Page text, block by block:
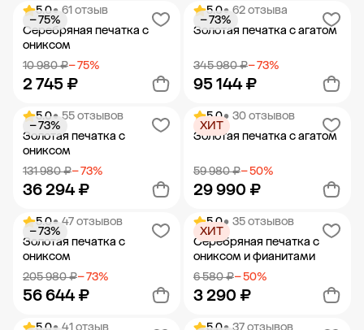
Добавить в корзину Добавить в корзину
5.0• 61 отзыв
Серебряная печатка с
ониксом
10 980 ₽− 75%
2 745 ₽
− 75%
Добавить в корзину
5.0• 62 отзыва
Золотая печатка с агатом
345 980 ₽− 73%
95 144 ₽
− 73%
Добавить в корзину
5.0• 55 отзывов
Золотая печатка с
ониксом
131 980 ₽− 73%
36 294 ₽
− 73%
Добавить в корзину
5.0• 30 отзывов
Золотая печатка с агатом
59 980 ₽− 50%
29 990 ₽
ХИТ
Добавить в корзину
5.0• 47 отзывов
Золотая печатка с
ониксом
205 980 ₽− 73%
56 644 ₽
− 73%
5.0• 35 отзывов
Серебряная печатка с
ониксом и фианитами
6 580 ₽− 50%
3 290 ₽
ХИТ
5.0• 41 отзыв
5.0• 37 отзывов